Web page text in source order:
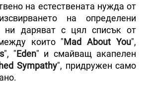
на естествената нужда от
на определени
ни даряват с цял списък от
които "Mad About You",
", "Eden" и смайващ акапелен
Sympathy", придружен само